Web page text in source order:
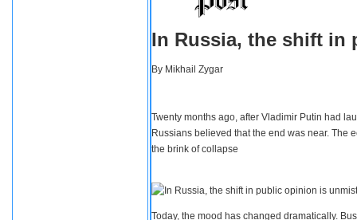
In Russia, the shift in
By Mikhail Zygar
Twenty months ago, after Vladimir Putin had
Russians believed that the end was near. The
the brink of collapse
Today, the mood has changed dramatically.